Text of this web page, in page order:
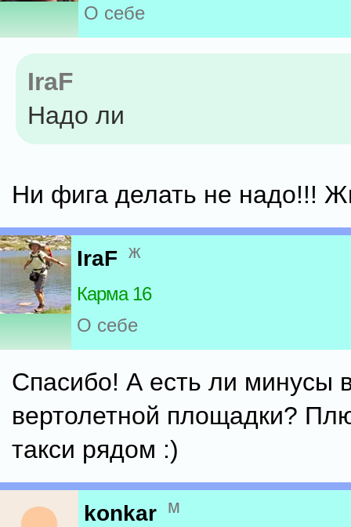
О себе
IraF
Надо ли
Ни фига делать не надо!!!
IraF ж
Карма 16
О себе
Спасибо! А есть ли минусы
вертолетной площадки?
такси рядом :)
konkar м